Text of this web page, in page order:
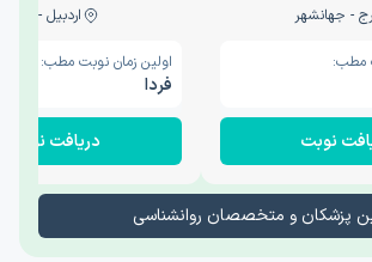
- جهانشهر
مطب:
نوبت
اردبیل - والی
اولین زمان نوبت مطب:
فردا
دریافت نوبت
پزشکان و متخصصان روانشناسی